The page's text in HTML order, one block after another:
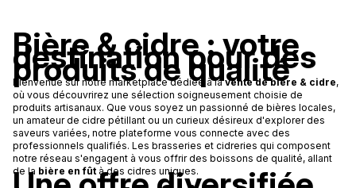
Bière & cidre : votre
destination pour des
produits de qualité
Bienvenue sur notre marketplace dédiée à lavente de bière & cidre,
où vous découvrirez une sélection soigneusement choisie de
produits artisanaux. Que vous soyez un passionné de bières locales,
un amateur de cidre pétillant ou un curieux désireux d'explorer des
saveurs variées, notre plateforme vous connecte avec des
professionnels qualifiés. Les brasseries et cidreries qui composent
notre réseau s'engagent à vous offrir des boissons de qualité, allant
de la bière en fût à des cidres uniques.